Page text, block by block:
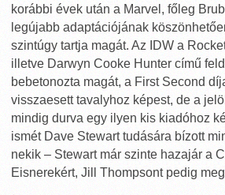
korábbi évek után a Marvel, főleg
legújabb adaptációjának
szintúgy tartja magát. Az IDW a
illetve Darwyn Cooke Hunter című
bebetonozta magát, a First Second
visszaesett tavalyhoz képest, de a
mindig durva egy ilyen kis kiadóhoz
ismét Dave Stewart tudására bízott
nekik – Stewart már szinte hazajár a
Eisnerekért, Jill Thompsont pedig